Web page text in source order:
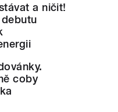
a ničit!
coby